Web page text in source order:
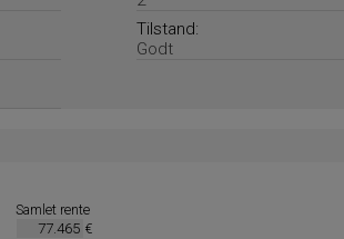
Tilstand:
Godt
Samlet rente
€